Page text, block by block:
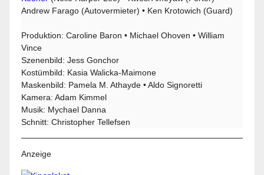
Andrew Farago (Autovermieter) • Ken Krotowich (Guard)
Produktion: Caroline Baron • Michael Ohoven • William
Vince
Szenenbild: Jess Gonchor
Kostümbild: Kasia Walicka-Maimone
Maskenbild: Pamela M. Athayde • Aldo Signoretti
Kamera: Adam Kimmel
Musik: Mychael Danna
Schnitt: Christopher Tellefsen
Anzeige